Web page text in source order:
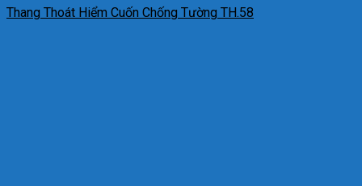
Thang Thoát Hiểm Cuốn Chống Tường TH.58